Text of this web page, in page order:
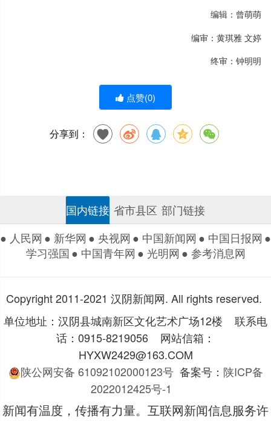
编辑：曾萌萌
编审：黄琪雅 文婷
终审：钟明明
点赞(0)
分享到：
国内链接 省市县区 部门链接
● 人民网 ● 新华网 ● 央视网 ● 中国新闻网 ● 中国日报网 ●
学习强国● 中国青年网 ● 光明网 ● 参考消息网
Copyright 2011-2021 汉阴新闻网. All rights reserved.
单位地址：汉阴县城南新区文化艺术广场12楼 联系电
话：0915-8219056 网站信箱：
HYXW2429@163.COM
陕公网安备 61092102000123号备案号： 陕ICP备
2022012425号-1
新闻有温度，传播有力量。互联网新闻信息服务许